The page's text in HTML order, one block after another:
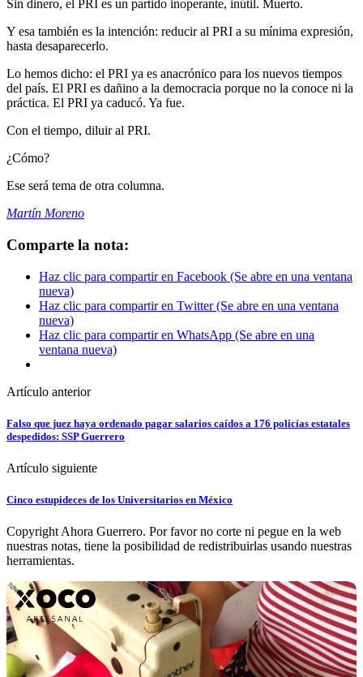
Sin dinero, el PRI es un partido inoperante, inútil. Muerto.
Y esa también es la intención: reducir al PRI a su mínima expresión,
hasta desaparecerlo.
Lo hemos dicho: el PRI ya es anacrónico para los nuevos tiempos
del país. El PRI es dañino a la democracia porque no la conoce ni la
práctica. El PRI ya caducó. Ya fue.
Con el tiempo, diluir al PRI.
¿Cómo?
Ese será tema de otra columna.
Martín Moreno
Comparte la nota:
Haz clic para compartir en Facebook (Se abre en una ventana
nueva)
Haz clic para compartir en Twitter (Se abre en una ventana
nueva)
Haz clic para compartir en WhatsApp (Se abre en una
ventana nueva)
Artículo anterior
Falso que juez haya ordenado pagar salarios caídos a 176 policías estatales
despedidos: SSP Guerrero
Artículo siguiente
Cinco estupideces de los Universitarios en México
Copyright Ahora Guerrero. Por favor no corte ni pegue en la web
nuestras notas, tiene la posibilidad de redistribuirlas usando nuestras
herramientas.